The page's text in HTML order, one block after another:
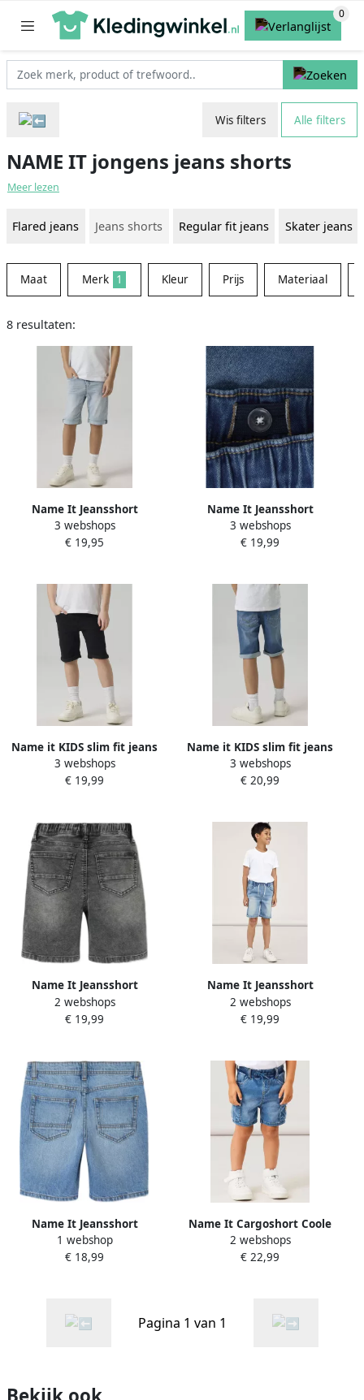
Wis filters Alle filters
NAME IT jongens jeans shorts
Meer lezen
Flared jeans Jeans shorts Regular fit jeans Skater jeans
Maat Merk 1 Kleur Prijs Materiaal
8 resultaten:
Name It Jeansshort
NKMTHEO XSL DNM L
SHORTS 6622-CL NOOS
3 webshops
€ 19,95
Name It Jeansshort
NKMRYAN JOGGER DNM L
SHOR Katoenmix elastische
3 webshops
€ 19,99
Name it KIDS slim fit jeans
bermuda NKMSOFUS black
denim short Zwart Jongens
3 webshops
€ 19,99
Name it KIDS slim fit jeans
bermuda NKMTHEO
stonewashed Denim short
3 webshops
€ 20,99
Name It Jeansshort
NKMRYAN JOGGER DNM L
SHOR Katoenmix elastische
2 webshops
€ 19,99
Name It Jeansshort
NKMRYAN JOGGER DNM L
SHOR Katoenmix elastische
2 webshops
€ 19,99
Name It Jeansshort
NKMRYAN REG L DNM
SHORTS 6750-DM NOOS
1 webshop
€ 18,99
Name It Cargoshort Coole
jeansshorts NMMBEN
BAGGY DNM L SHORTS 8610-
manchetten)
2 webshops
€ 22,99
Pagina 1 van 1